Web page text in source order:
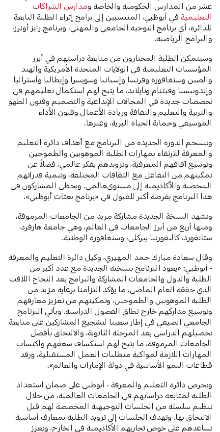
عشر من المدارس الحكومية والخاصة ومدارس الشراكات
التعليميةفي أبوظبي، المنتسبين إلى برامج إثراء الطلبة التابعة
للدائرة، أي برنامج التوجيه الجامعي والمهني، وبرنامج رايز أونرز،
والبرامج الرياضية.
وسيتمكن الطلبة المختارون من متابعة دراستهم في أبرز
المؤسسات التعليمية في الولايات المتحدة الأمريكية والهند
والصين وسنغافورة وفرنسا وإسبانيا وسويسرا وإيطاليا وأستراليا
وإندونيسيا وفيتنام وتايلاند، ما يتيح لهم استكمال تعليمهم في
تخصصات جديدة في المجالات الإبداعية والتصميم وفنون الطهو
والتربية والتعليم والثقافة وريادة الأعمال وفنون الأداء
الموسيقي وحماية الحياة البرية، وغيرها.
وتنسجم الدورة الجديدة من البرنامج مع أهداف دائرة التعليم
والمعرفة للارتقاء بمهارات الطلبة الموهوبين والطموحين
وتوسيع آفاقهم المعرفية، وتزويدهم بفكر عالمي، فضلاً عن
تمكينهم من التفاعل مع الثقافات المختلفة، وتنمية قدراتهم
الشخصية والأكاديمية إلى مستوىعالمي. ويحظى المشاركون في
هذا البرنامج بفرصة أكبر للقبول في «برنامج بعثات أبوظبي».
وتشهد النسخة الجديدة مشاركة مزيد من الجامعات المرموقة،
ومنها أربع من أبرز الجامعات في العالم، وهي جامعة هارفرد،
ستانفورد، كاليفورنيا بيركلي، وسنغافورة الوطنية.
وقال سعادة مبارك حمد المهيري، وكيل دائرة التعليم والمعرفة
- أبوظبي: «يعود البرنامج بنسخته الجديدة مع عدد أكبر من
الطلبة والدول والجامعات المشاركة والبرامج بعد النجاح اللافت
الذي حققه العام الماضي، ما يؤكد التزامنا برعاية مزيد من
الطلبة الموهوبين والطموحين، وتمكينهم من تعزيز معارفهم
وتوسيع مداركهم خارج نطاق الفصول الدراسية. ويأتي البرنامج
الجامعي الصيفي في إطار سعينا لتشجيع المشاركين على متابعة
تحصيلهم الدراسي بعد المرحلة الثانوية، والالتحاق بأفضل
الجامعات المرموقة، ما يتيح لهم استكشاف شغفهم واكتساب
المهارات اللازمة لمواكبة متطلبات العمل المستقبلية، ورفد
قطاعات النمو الأساسية في دولة الإمارات والعالم».
وتحرص دائرة التعليم والمعرفة - أبوظبي على ضمان استعداد
الطلبة لمتابعة دراساتهم في الجامعات العالمية، من خلال
تنظيم سلسلة من الجلسات التوجيهية المخصصة لهم قبل
الالتحاق بها. وتهدف الجلسات إلى تزويد الطلبة بمعارف أساسية
تساعدهم على خوض تجاربهم الأكاديمية في الخارج، وتعزز